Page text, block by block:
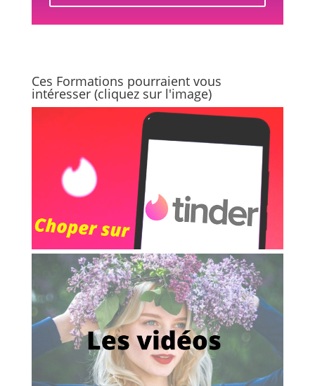
Ces Formations pourraient vous
intéresser (cliquez sur l'image)